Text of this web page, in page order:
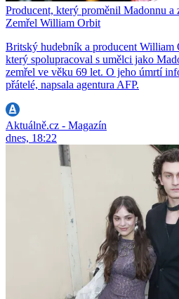
Producent, který proměnil Madonnu a
Zemřel William Orbit
Britský hudebník a producent William
který spolupracoval s umělci jako
zemřel ve věku 69 let. O jeho úmrtí
přátelé, napsala agentura AFP.
Aktuálně.cz - Magazín
dnes, 18:22